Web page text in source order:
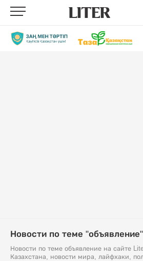
Новости по теме "объявление"
Новости по теме объявление на сайте
Казахстана, новости мира, лайфхаки,